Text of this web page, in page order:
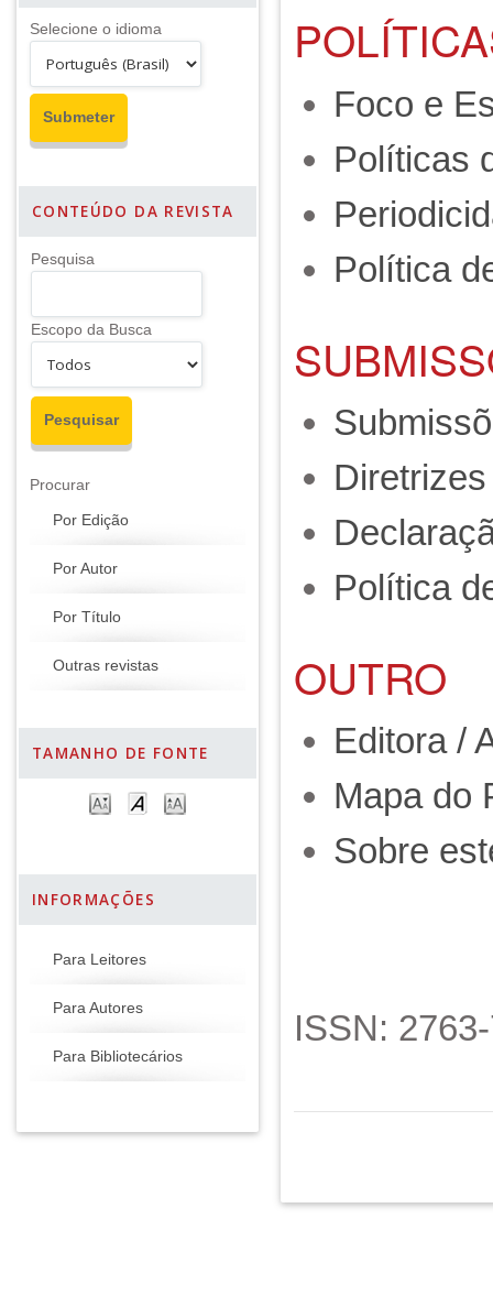
Selecione o idioma
CONTEÚDO DA REVISTA
Pesquisa
Escopo da Busca
Procurar
Por Edição
Por Autor
Por Título
Outras revistas
TAMANHO DE FONTE
INFORMAÇÕES
Para Leitores
Para Autores
Para Bibliotecários
Foco e
Políticas
Política
Política
OUTRO
Editora /
Mapa do
Sobre
ISSN: